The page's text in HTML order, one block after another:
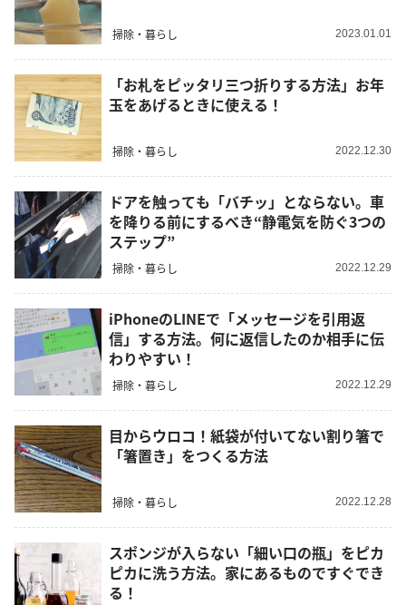
掃除・暮らし 2023.01.01
「お札をピッタリ三つ折りする方法」お年
玉をあげるときに使える！
掃除・暮らし 2022.12.30
ドアを触っても「バチッ」とならない。車
を降りる前にするべき“静電気を防ぐ3つの
ステップ”
掃除・暮らし 2022.12.29
iPhoneのLINEで「メッセージを引用返
信」する方法。何に返信したのか相手に伝
わりやすい！
掃除・暮らし 2022.12.29
目からウロコ！紙袋が付いてない割り箸で
「箸置き」をつくる方法
掃除・暮らし 2022.12.28
スポンジが入らない「細い口の瓶」をピカ
ピカに洗う方法。家にあるものですぐでき
る！